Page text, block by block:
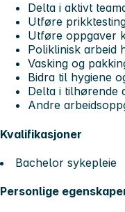
Delta i aktivt
Utføre
Utføre oppgaver
Poliklinisk arbeid
Vasking og
Bidra til hygiene
Delta i tilhørende
Andre
Kvalifikasjoner
Bachelor sykepleie
Personlige